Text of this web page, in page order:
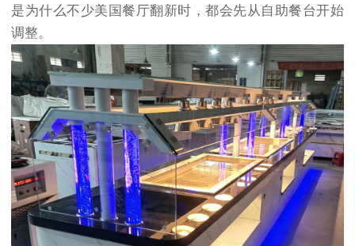
是为什么不少美国餐厅翻新时，都会先从自助餐台开始
调整。